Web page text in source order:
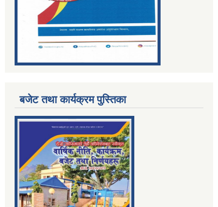
बजेट तथा कार्यक्रम पुस्तिका